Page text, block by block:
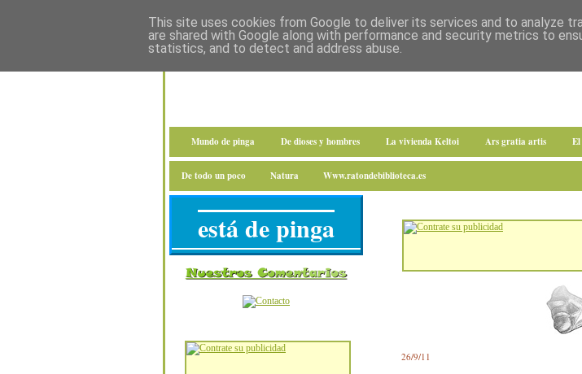
Mundo de pinga De dioses y hombres La vivienda Keltoi Ars gratia artis
De todo un poco Natura Www.ratondebiblioteca.es
26/9/11
está de pinga
This site uses cookies from Google to deliver its services and to analyze
are shared with Google along with performance and security metrics to
statistics, and to detect and address abuse.